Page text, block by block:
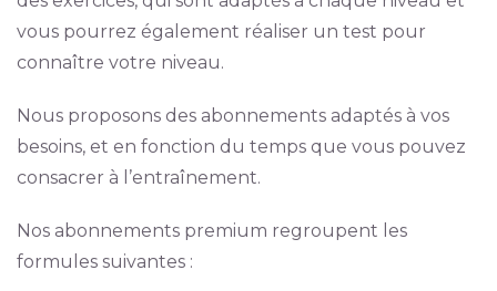
vous pourrez également réaliser un test pour
connaître votre niveau.
Nous proposons des abonnements adaptés à vos
besoins, et en fonction du temps que vous pouvez
consacrer à l’entraînement.
Nos abonnements premium regroupent les
formules suivantes :